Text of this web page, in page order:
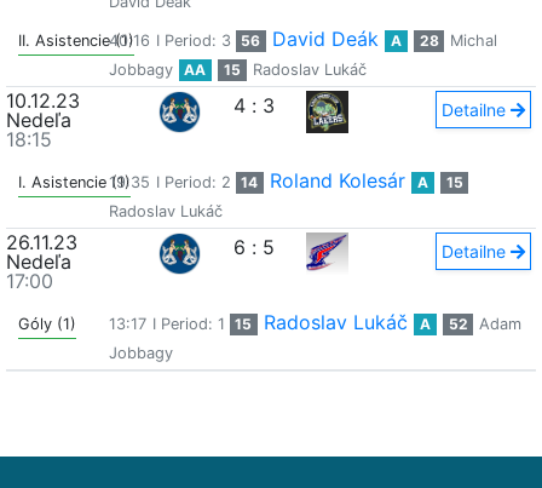
II. Asistencie (1)
40:16 I Period: 3 56 David Deák A 28
Michal
Jobbagy
AA 15 Radoslav Lukáč
10.12.23
Nedeľa
18:15
4 : 3 Detailne
I. Asistencie (1)19:35 I Period: 2 14 Roland Kolesár A
15
Radoslav Lukáč
26.11.23
Nedeľa
17:00
6 : 5 Detailne
Góly (1) 13:17 I Period: 1 15 Radoslav Lukáč A 52
Adam
Jobbagy